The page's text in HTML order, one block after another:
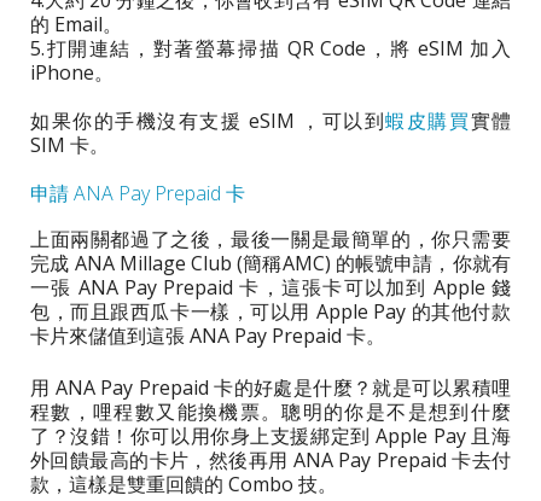
的 Email。
5.打開連結，對著螢幕掃描 QR Code，將 eSIM 加入
iPhone。
如果你的手機沒有支援 eSIM ，可以到蝦皮購買實體
SIM 卡。
申請 ANA Pay Prepaid 卡
上面兩關都過了之後，最後一關是最簡單的，你只需要
完成 ANA Millage Club (簡稱AMC) 的帳號申請，你就有
一張 ANA Pay Prepaid 卡，這張卡可以加到 Apple 錢
包，而且跟西瓜卡一樣，可以用 Apple Pay 的其他付款
卡片來儲值到這張 ANA Pay Prepaid 卡。
用 ANA Pay Prepaid 卡的好處是什麼？就是可以累積哩
程數，哩程數又能換機票。聰明的你是不是想到什麼
了？沒錯！你可以用你身上支援綁定到 Apple Pay 且海
外回饋最高的卡片，然後再用 ANA Pay Prepaid 卡去付
款，這樣是雙重回饋的 Combo 技。